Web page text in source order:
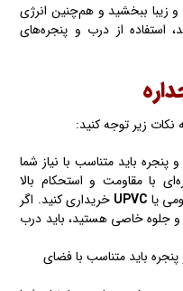
زیبا ببخشید و هم‌چنین انرژی
استفاده از درب و پنجره‌های
نکات زیر توجه کنید:
باید متناسب با نیاز شما
با مقاومت و استحکام بالا
یا UPVC خریداری کنید. اگر
و جلوه خاصی هستید، باید درب
پنجره باید متناسب با فضای